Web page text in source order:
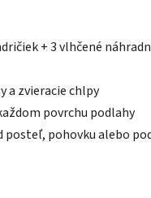
+ 3 vlhčené
a zvieracie chlpy
povrchu podlahy
posteľ, pohovku alebo